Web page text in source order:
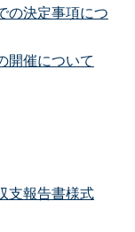
の決定事項につ
開催について
支報告書様式